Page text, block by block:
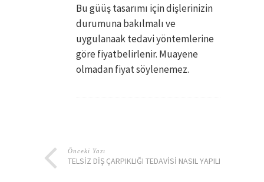
Bu güüş tasarımı için dişlerinizin
durumuna bakılmalı ve
uygulanaak tedavi yöntemlerine
göre fiyatbelirlenir. Muayene
olmadan fiyat söylenemez.
Önceki Yazı
TELSIZ DIŞ ÇARPIKLIĞI TEDAVISI NASIL YAPILIR ?